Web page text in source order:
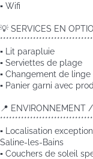
▪️ Wifi
💡 SERVICES EN
▪️ Lit parapluie
▪️ Serviettes de plage
▪️ Changement de
▪️ Panier garni avec
📍 ENVIRONNEMENT
▪️ Localisation
Saline-les-Bains
▪️ Couchers de soleil